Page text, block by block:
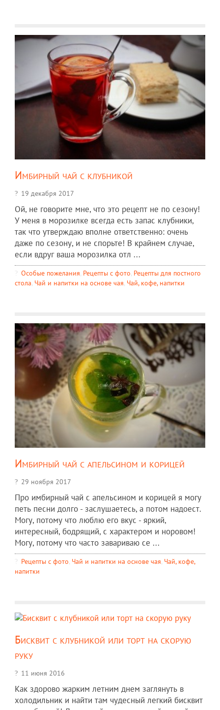
Имбирный чай с клубникой
19 декабря 2017
Ой, не говорите мне, что это рецепт не по сезону!
У меня в морозилке всегда есть запас клубники,
так что утверждаю вполне ответственно: очень
даже по сезону, и не спорьте! В крайнем случае,
если вдруг ваша морозилка отл ...
Особые пожелания, Рецепты c фото, Рецепты для постного
стола, Чай и напитки на основе чая, Чай, кофе, напитки
Имбирный чай с апельсином и корицей
29 ноября 2017
Про имбирный чай с апельсином и корицей я могу
петь песни долго - заслушаетесь, а потом надоест.
Могу, потому что люблю его вкус - яркий,
интересный, бодрящий, с характером и норовом!
Могу, потому что часто завариваю се ...
Рецепты c фото, Чай и напитки на основе чая, Чай, кофе,
напитки
Бисквит с клубникой или торт на скорую
руку
11 июня 2016
Как здорово жарким летним днем заглянуть в
холодильник и найти там чудесный легкий бисквит